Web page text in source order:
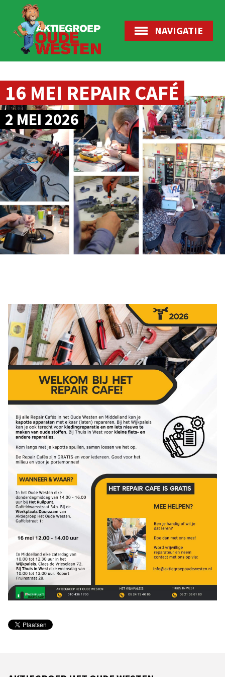
NAVIGATIE
16 MEI REPAIR CAFÉ
2 MEI 2026